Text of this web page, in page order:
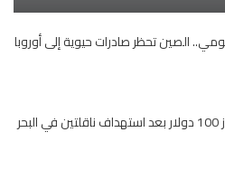
الصين تحظر صادرات حيوية إلى أوروبا
سعر النفط تجاوز 100 دولار بعد استهداف ناقلتين في البحر